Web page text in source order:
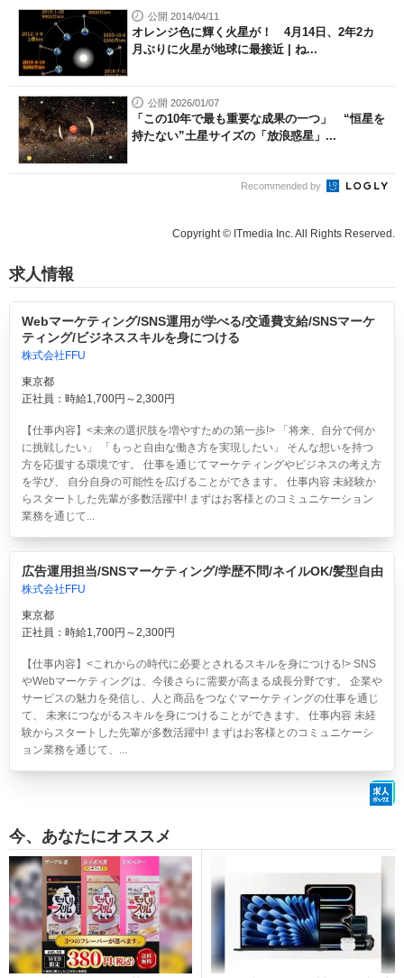
公開 2014/04/11
オレンジ色に輝く火星が！ 4月14日、2年2カ
月ぶりに火星が地球に最接近 | ね...
公開 2026/01/07
「この10年で最も重要な成果の一つ」 “恒星を
持たない”土星サイズの「放浪惑星」...
Recommended by
Copyright © ITmedia Inc. All Rights Reserved.
求人情報
Webマーケティング/SNS運用が学べる/交通費支給/SNSマーケ
ティング/ビジネススキルを身につける
株式会社FFU
東京都
正社員：時給1,700円～2,300円
【仕事内容】<未来の選択肢を増やすための第一歩!> 「将来、自分で何か
に挑戦したい」 「もっと自由な働き方を実現したい」 そんな想いを持つ
方を応援する環境です。 仕事を通じてマーケティングやビジネスの考え方
を学び、 自分自身の可能性を広げることができます。 仕事内容 未経験か
らスタートした先輩が多数活躍中! まずはお客様とのコミュニケーション
業務を通じて...
広告運用担当/SNSマーケティング/学歴不問/ネイルOK/髪型自由
株式会社FFU
東京都
正社員：時給1,700円～2,300円
【仕事内容】<これからの時代に必要とされるスキルを身につける!> SNS
やWebマーケティングは、今後さらに需要が高まる成長分野です。 企業や
サービスの魅力を発信し、人と商品をつなぐマーケティングの仕事を通じ
て、 未来につながるスキルを身につけることができます。 仕事内容 未経
験からスタートした先輩が多数活躍中! まずはお客様とのコミュニケーシ
ョン業務を通じて、...
今、あなたにオススメ